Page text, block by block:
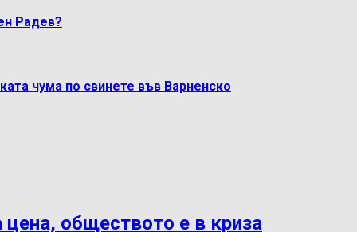
Радев?
чума по свинете във Варненско
обществото е в криза